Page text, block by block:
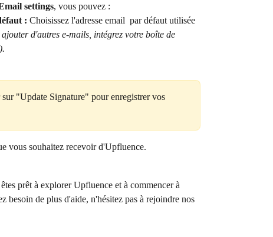
settings, vous pouvez :
: Choisissez l'adresse email  par défaut utilisée
d'autres e-mails, intégrez votre boîte de
"Update Signature" pour enregistrer vos
vous souhaitez recevoir d'Upfluence.
prêt à explorer Upfluence et à commencer à
besoin de plus d'aide, n'hésitez pas à rejoindre nos